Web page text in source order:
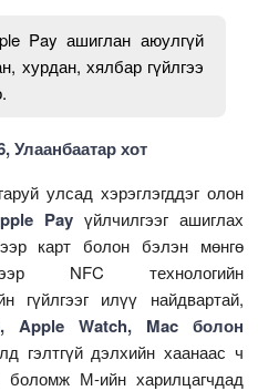
Pay ашиглан аюулгүй
хурдан, хялбар гүйлгээ
Улаанбаатар хот
улсад хэрэглэгддэг олон
Payүйлчилгээг ашиглах
карт болон бэлэн мөнгө
NFC технологийн
гүйлгээг илүү найдвартай,
Apple Watch, Mac болон
гэлтгүй дэлхийн хаанаас ч
М-ийн харилцагчдад